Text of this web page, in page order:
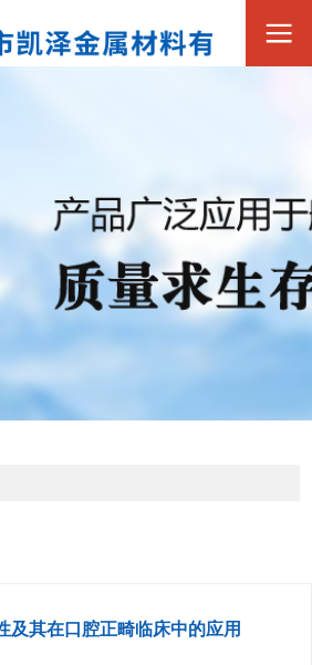
及其在口腔正畸临床中的应用